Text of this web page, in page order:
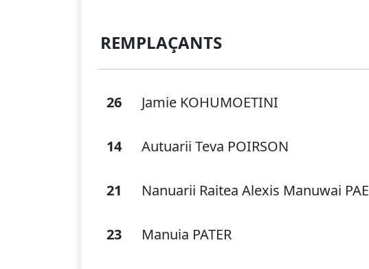
REMPLAÇANTS
26 Jamie KOHUMOETINI
14 Autuarii Teva POIRSON
21 Nanuarii Raitea Alexis Manuwai PAE
23 Manuia PATER